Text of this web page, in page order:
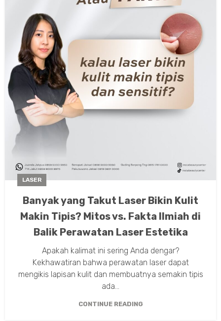
LASER
Banyak yang Takut Laser Bikin Kulit
Makin Tipis? Mitos vs. Fakta Ilmiah di
Balik Perawatan Laser Estetika
Apakah kalimat ini sering Anda dengar?
Kekhawatiran bahwa perawatan laser dapat
mengikis lapisan kulit dan membuatnya semakin tipis
ada...
CONTINUE READING